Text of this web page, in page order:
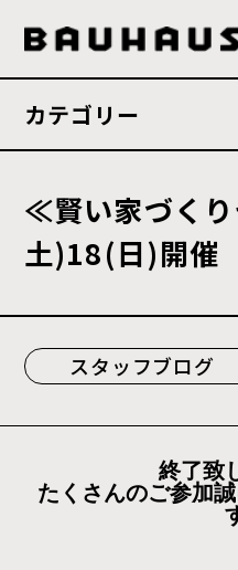
スタッフブログ
≪賢い家づく り
土)18(日)開催
カテゴリー
終了致
たくさんのご参加